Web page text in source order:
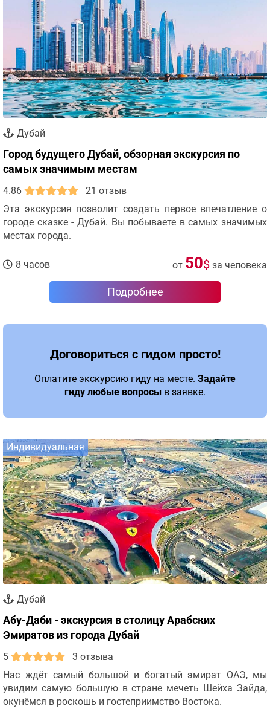
Дубай
Город будущего Дубай, обзорная экскурсия по
самых значимым местам
4.86
21 отзыв
Эта экскурсия позволит создать первое впечатление о
городе сказке - Дубай. Вы побываете в самых значимых
местах города.
8 часов от 50$ за человека
Подробнее
Договориться с гидом просто!
Оплатите экскурсию гиду на месте. Задайте
гиду любые вопросы в заявке.
Индивидуальная
Дубай
Абу-Даби - экскурсия в столицу Арабских
Эмиратов из города Дубай
5
3 отзыва
Нас ждёт самый большой и богатый эмират ОАЭ, мы
увидим самую большую в стране мечеть Шейха Зайда,
окунёмся в роскошь и гостеприимство Востока.